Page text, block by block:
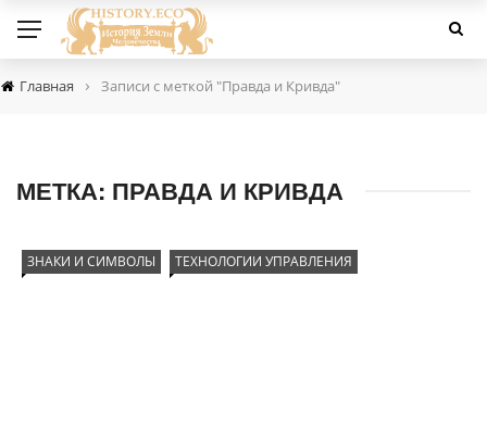
Главная › Записи с меткой "Правда и Кривда"
МЕТКА: ПРАВДА И КРИВДА
ЗНАКИ И СИМВОЛЫ ТЕХНОЛОГИИ УПРАВЛЕНИЯ